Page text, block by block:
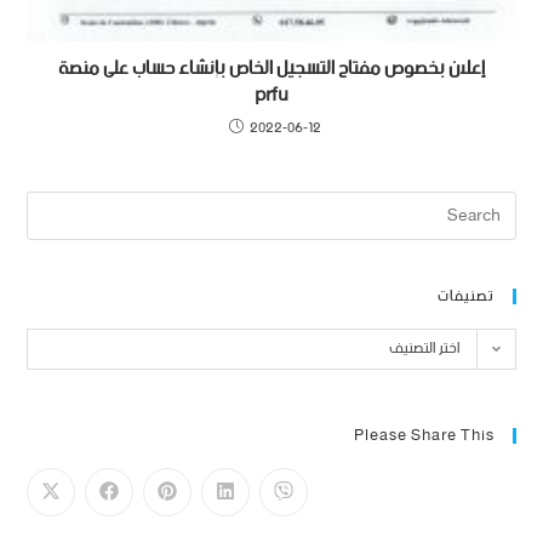
إعلان بخصوص مفتاح التسجيل الخاص بإنشاء حساب على منصة
prfu
2022-06-12
تصنيفات
اختر التصنيف
Please Share This